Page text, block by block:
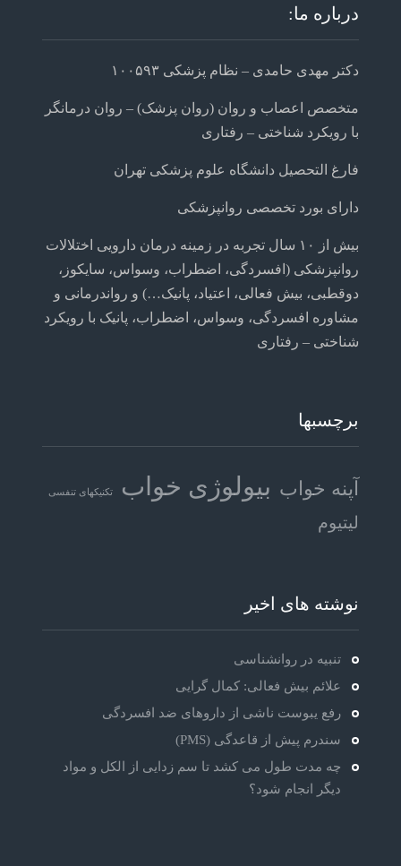
درباره ما:
دکتر مهدی حامدی – نظام پزشکی ۱۰۰۵۹۳
متخصص اعصاب و روان (روان پزشک) – روان درمانگر
با رویکرد شناختی – رفتاری
فارغ التحصیل دانشگاه علوم پزشکی تهران
دارای بورد تخصصی روانپزشکی
بیش از ۱۰ سال تجربه در زمینه درمان دارویی اختلالات
روانپزشکی (افسردگی، اضطراب، وسواس، سایکوز،
دوقطبی، بیش فعالی، اعتیاد، پانیک…) و رواندرمانی و
مشاوره افسردگی، وسواس، اضطراب، پانیک با رویکرد
شناختی – رفتاری
برچسبها
آپنه خواب بیولوژی خواب تکنیکهای تنفسی
لیتیوم
نوشته های اخیر
تنبیه در روانشناسی
علائم بیش فعالی: کمال گرایی
رفع یبوست ناشی از داروهای ضد افسردگی
سندرم پیش از قاعدگی (PMS)
چه مدت طول می کشد تا سم زدایی از الکل و مواد
دیگر انجام شود؟